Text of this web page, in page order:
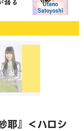
耶』＜ハロシ